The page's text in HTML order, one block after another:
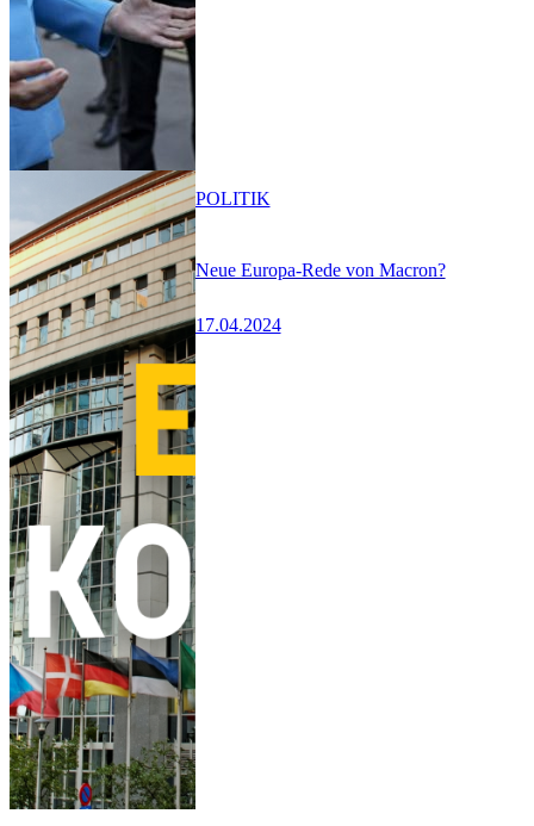
Neue Europa-Rede von Macron?
17.04.2024
POLITIK